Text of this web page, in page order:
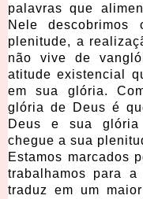
palavras que
Nele
plenitude, a
não vive de
atitude existencial
em sua glória.
glória de Deus é
Deus e sua
chegue a sua
Estamos marcados
trabalhamos para
traduz em um